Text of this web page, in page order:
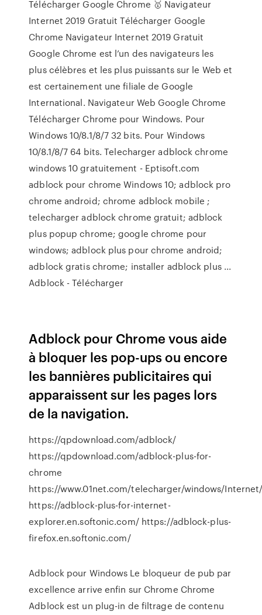
Télécharger Google Chrome 🥇 Navigateur
Internet 2019 Gratuit Télécharger Google
Chrome Navigateur Internet 2019 Gratuit
Google Chrome est l’un des navigateurs les
plus célèbres et les plus puissants sur le Web et
est certainement une filiale de Google
International. Navigateur Web Google Chrome
Télécharger Chrome pour Windows. Pour
Windows 10/8.1/8/7 32 bits. Pour Windows
10/8.1/8/7 64 bits. Telecharger adblock chrome
windows 10 gratuitement - Eptisoft.com
adblock pour chrome Windows 10; adblock pro
chrome android; chrome adblock mobile ;
telecharger adblock chrome gratuit; adblock
plus popup chrome; google chrome pour
windows; adblock plus pour chrome android;
adblock gratis chrome; installer adblock plus ...
Adblock - Télécharger
Adblock pour Chrome vous aide
à bloquer les pop-ups ou encore
les bannières publicitaires qui
apparaissent sur les pages lors
de la navigation.
https://qpdownload.com/adblock/
https://qpdownload.com/adblock-plus-for-
chrome
https://www.01net.com/telecharger/windows/
https://adblock-plus-for-internet-
explorer.en.softonic.com/ https://adblock-plus-
firefox.en.softonic.com/
Adblock pour Windows Le bloqueur de pub par
excellence arrive enfin sur Chrome Chrome
Adblock est un plug-in de filtrage de contenu